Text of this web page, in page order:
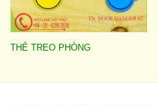
THẺ TREO PHÒNG